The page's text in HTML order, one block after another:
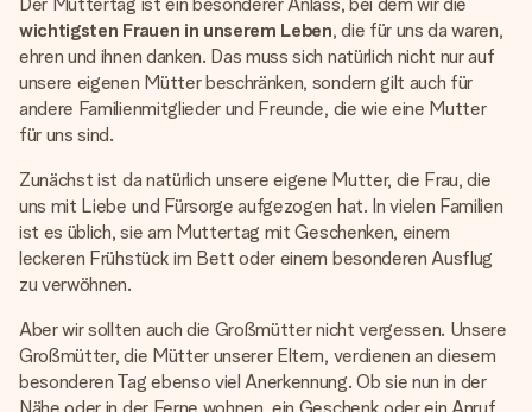
wichtigsten Frauen in unserem Leben, die für uns da waren,
ehren und ihnen danken. Das muss sich natürlich nicht nur auf
unsere eigenen Mütter beschränken, sondern gilt auch für
andere Familienmitglieder und Freunde, die wie eine Mutter
für uns sind.
Zunächst ist da natürlich unsere eigene Mutter, die Frau, die
uns mit Liebe und Fürsorge aufgezogen hat. In vielen Familien
ist es üblich, sie am Muttertag mit Geschenken, einem
leckeren Frühstück im Bett oder einem besonderen Ausflug
zu verwöhnen.
Aber wir sollten auch die Großmütter nicht vergessen. Unsere
Großmütter, die Mütter unserer Eltern, verdienen an diesem
besonderen Tag ebenso viel Anerkennung. Ob sie nun in der